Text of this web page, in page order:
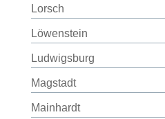
Lorsch
Löwenstein
Ludwigsburg
Magstadt
Mainhardt